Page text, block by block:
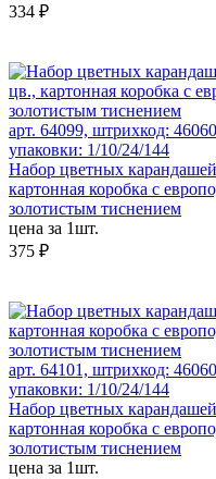
334 ₽
арт. 64099, штрихкод:
упаковки: 1/10/24/144
Набор цветных
картонная коробка с
золотистым тиснением
цена за 1шт.
375 ₽
арт. 64101, штрихкод:
упаковки: 1/10/24/144
Набор цветных
картонная коробка с
золотистым тиснением
цена за 1шт.